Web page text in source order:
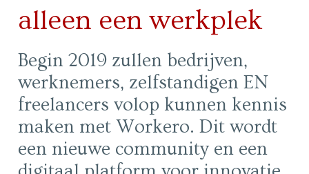
alleen een werkplek
Begin 2019 zullen bedrijven,
werknemers, zelfstandigen EN
freelancers volop kunnen kennis
maken met Workero. Dit wordt
een nieuwe community en een